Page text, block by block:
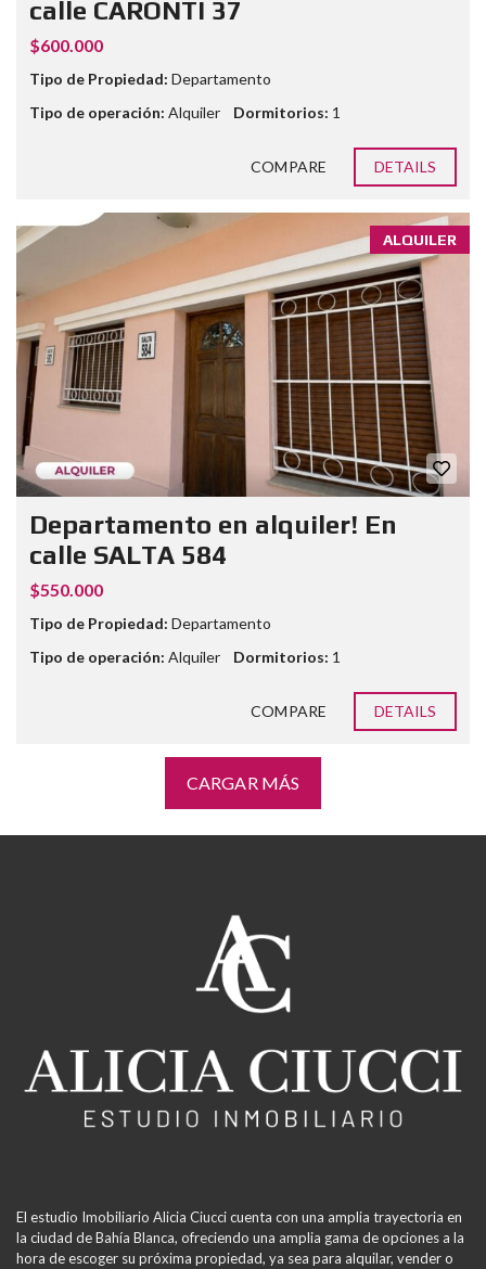
calle CARONTI 37
$600.000
Tipo de Propiedad: Departamento
Tipo de operación: Alquiler Dormitorios: 1
COMPARE DETAILS
ALQUILER
Departamento en alquiler! En
calle SALTA 584
$550.000
Tipo de Propiedad: Departamento
Tipo de operación: Alquiler Dormitorios: 1
COMPARE DETAILS
CARGAR MÁS
El estudio Imobiliario Alicia Ciucci cuenta con una amplia trayectoria en
la ciudad de Bahía Blanca, ofreciendo una amplia gama de opciones a la
hora de escoger su próxima propiedad, ya sea para alquilar, vender o